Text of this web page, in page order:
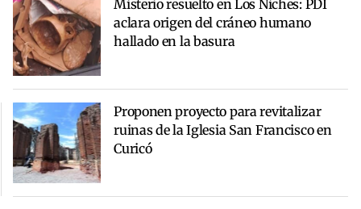
Misterio resuelto en Los Niches: PDI
aclara origen del cráneo humano
hallado en la basura
Proponen proyecto para revitalizar
ruinas de la Iglesia San Francisco en
Curicó